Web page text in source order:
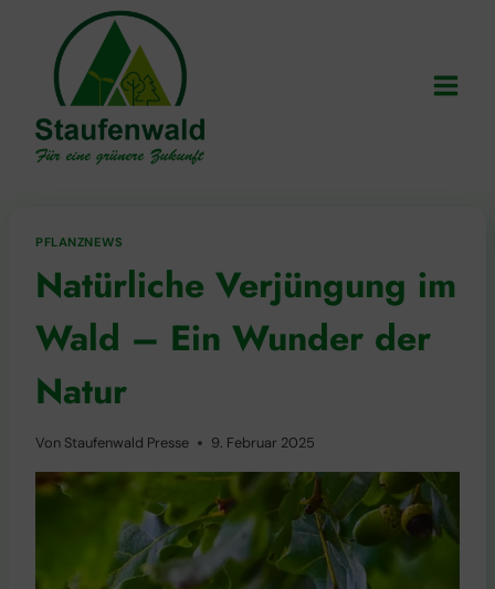
springen
PFLANZNEWS
Natürliche Verjüngung im
Wald – Ein Wunder der
Natur
Von Staufenwald Presse 9. Februar 2025